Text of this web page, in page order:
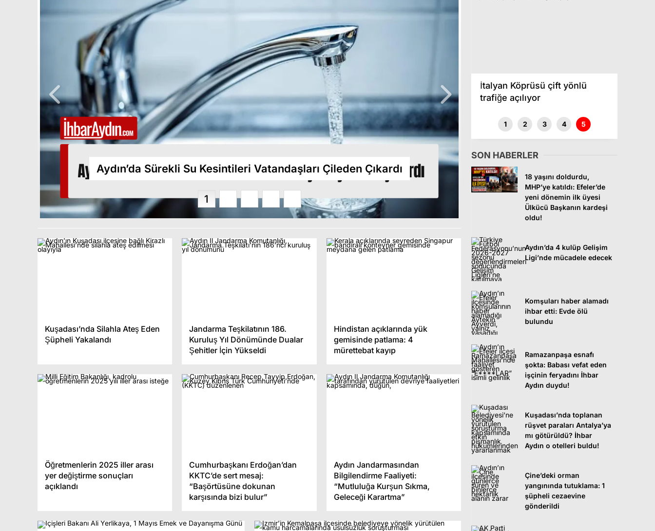
Aydın’da Sürekli Su Kesintileri Vatandaşları Çileden Çıkardı
1
Kuşadası’nda Silahla Ateş Eden
Şüpheli Yakalandı
Jandarma Teşkilatının 186.
Kuruluş Yıl Dönümünde Dualar
Şehitler İçin Yükseldi
Hindistan açıklarında yük
gemisinde patlama: 4
mürettebat kayıp
Öğretmenlerin 2025 iller arası
yer değiştirme sonuçları
açıklandı
Cumhurbaşkanı Erdoğan’dan
KKTC’de sert mesaj:
“Başörtüsüne dokunan
karşısında bizi bulur”
Aydın Jandarmasından
Bilgilendirme Faaliyeti:
“Mutluluğa Kurşun Sıkma,
Geleceği Karartma”
Didim’de Kaçak Elektronik
Sigara ve Tütün Ticareti
Operasyonu
Pazar Yerinde Trafodan Çıkan
Duman Paniğe Neden Oldu
İtalyan Köprüsü çift yönlü
trafiğe açılıyor
1 2 3 4 5
SON HABERLER
18 yaşını doldurdu,
MHP’ye katıldı: Efeler’de
yeni dönemin ilk üyesi
Ülkücü Başkanın kardeşi
oldu!
Aydın’da 4 kulüp Gelişim
Ligi’nde mücadele edecek
Komşuları haber alamadı
ihbar etti: Evde ölü
bulundu
Ramazanpaşa esnafı
şokta: Babası vefat eden
işçinin feryadını İhbar
Aydın duydu!
Kuşadası’nda toplanan
rüşvet paraları Antalya’ya
mı götürüldü? İhbar
Aydın o otelleri buldu!
Çine’deki orman
yangınında tutuklama: 1
şüpheli cezaevine
gönderildi